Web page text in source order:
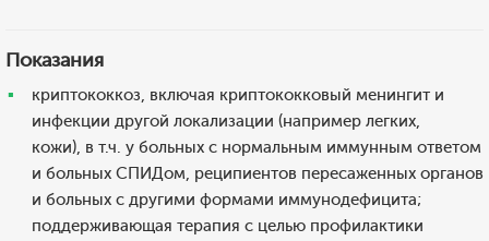
Показания
криптококкоз, включая криптококковый менингит и
инфекции другой локализации (например легких,
кожи), в т.ч. у больных с нормальным иммунным ответом
и больных СПИДом, реципиентов пересаженных органов
и больных с другими формами иммунодефицита;
поддерживающая терапия с целью профилактики